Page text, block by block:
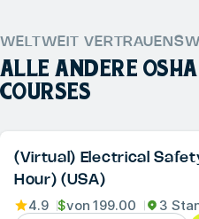
WELTWEIT
ALLE ANDERE
COURSES
(Virtual) Electrical
Hour) (USA)
4.9 $von 199.00
3